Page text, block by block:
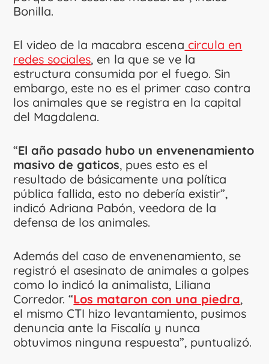
Bonilla.
El video de la macabra escena circula en
redes sociales, en la que se ve la
estructura consumida por el fuego. Sin
embargo, este no es el primer caso contra
los animales que se registra en la capital
del Magdalena.
“El año pasado hubo un envenenamiento
masivo de gaticos, pues esto es el
resultado de básicamente una política
pública fallida, esto no debería existir”,
indicó Adriana Pabón, veedora de la
defensa de los animales.
Además del caso de envenenamiento, se
registró el asesinato de animales a golpes
como lo indicó la animalista, Liliana
Corredor. “Los mataron con una piedra,
el mismo CTI hizo levantamiento, pusimos
denuncia ante la Fiscalía y nunca
obtuvimos ninguna respuesta”, puntualizó.